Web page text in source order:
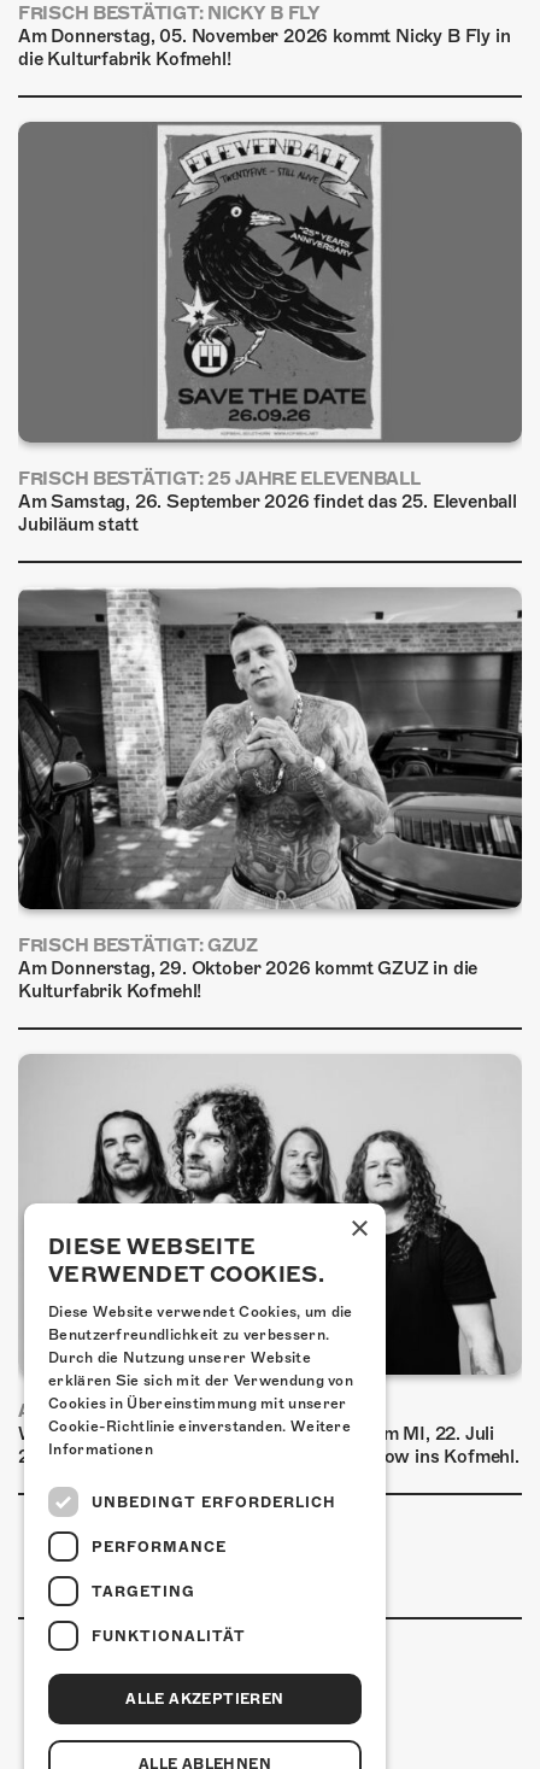
FRISCH BESTÄTIGT: NICKY B FLY
Am Donnerstag, 05. November 2026 kommt Nicky B Fly in
die Kulturfabrik Kofmehl!
FRISCH BESTÄTIGT: 25 JAHRE ELEVENBALL
Am Samstag, 26. September 2026 findet das 25. Elevenball
Jubiläum statt
FRISCH BESTÄTIGT: GZUZ
Am Donnerstag, 29. Oktober 2026 kommt GZUZ in die
Kulturfabrik Kofmehl!
AIRBOURNE - SPECIAL SUMMER SHOW
Wow, das ist ein Ding! Airbourne kommen am MI, 22. Juli
2026 für eine exklusive Special Summer Show ins Kofmehl.
Kulturfabrik Kofmehl
Kofmehlweg 1
×
DIESE WEBSEITE
VERWENDET COOKIES.
Diese Website verwendet Cookies, um die
Benutzerfreundlichkeit zu verbessern.
Durch die Nutzung unserer Website
erklären Sie sich mit der Verwendung von
Cookies in Übereinstimmung mit unserer
Cookie-Richtlinie einverstanden. Weitere
Informationen
UNBEDINGT ERFORDERLICH
PERFORMANCE
TARGETING
FUNKTIONALITÄT
ALLE AKZEPTIEREN
ALLE ABLEHNEN